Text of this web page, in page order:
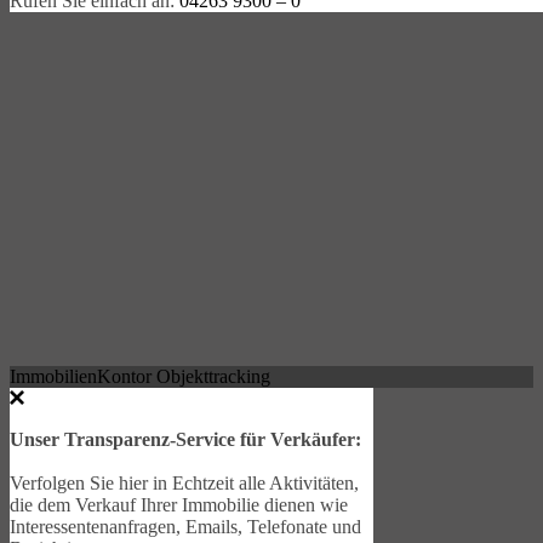
ImmobilienKontor Objekttracking
Unser Transparenz-Service für Verkäufer:
Verfolgen Sie hier in Echtzeit alle Aktivitäten,
die dem Verkauf Ihrer Immobilie dienen wie
Interessentenanfragen, Emails, Telefonate und